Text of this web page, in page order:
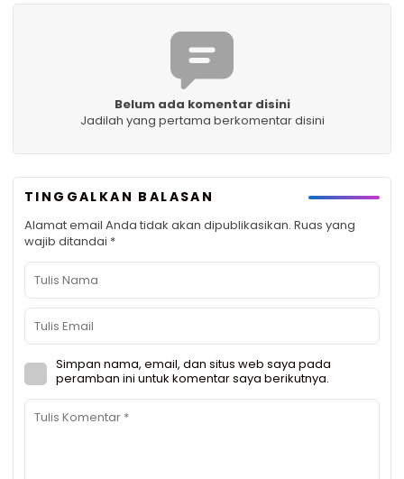
Belum ada komentar disini
Jadilah yang pertama berkomentar disini
TINGGALKAN BALASAN
Alamat email Anda tidak akan dipublikasikan. Ruas yang
wajib ditandai *
Simpan nama, email, dan situs web saya pada
peramban ini untuk komentar saya berikutnya.